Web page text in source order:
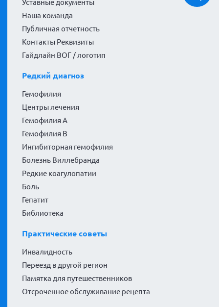
Уставные документы
Наша команда
Публичная отчетность
Контакты Реквизиты
Гайдлайн ВОГ / логотип
Редкий диагноз
Гемофилия
Центры лечения
Гемофилия А
Гемофилия В
Ингибиторная гемофилия
Болезнь Виллебранда
Редкие коагулопатии
Боль
Гепатит
Библиотека
Практические советы
Инвалидность
Переезд в другой регион
Памятка для путешественников
Отсроченное обслуживание рецепта